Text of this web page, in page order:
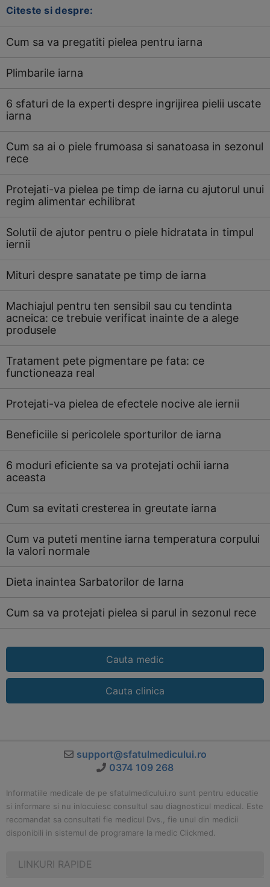
Citeste si despre:
Cum sa va pregatiti pielea pentru iarna
Plimbarile iarna
6 sfaturi de la experti despre ingrijirea pielii uscate
iarna
Cum sa ai o piele frumoasa si sanatoasa in sezonul
rece
Protejati-va pielea pe timp de iarna cu ajutorul unui
regim alimentar echilibrat
Solutii de ajutor pentru o piele hidratata in timpul
iernii
Mituri despre sanatate pe timp de iarna
Machiajul pentru ten sensibil sau cu tendinta
acneica: ce trebuie verificat inainte de a alege
produsele
Tratament pete pigmentare pe fata: ce
functioneaza real
Protejati-va pielea de efectele nocive ale iernii
Beneficiile si pericolele sporturilor de iarna
6 moduri eficiente sa va protejati ochii iarna
aceasta
Cum sa evitati cresterea in greutate iarna
Cum va puteti mentine iarna temperatura corpului
la valori normale
Dieta inaintea Sarbatorilor de Iarna
Cum sa va protejati pielea si parul in sezonul rece
Cauta medic
Cauta clinica
support@sfatulmedicului.ro
0374 109 268
Informatiile medicale de pe sfatulmedicului.ro sunt pentru educatie
si informare si nu inlocuiesc consultul sau diagnosticul medical. Este
recomandat sa consultati fie medicul Dvs., fie unul din medicii
disponibili in sistemul de programare la medic Clickmed.
LINKURI RAPIDE